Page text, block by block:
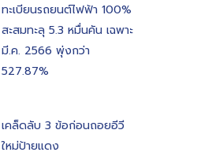
ทะเบียนรถยนต์ไฟฟ้า 100%
สะสมทะลุ 5.3 หมื่นคัน เฉพาะ
มี.ค. 2566 พุ่งกว่า
527.87%
เคล็ดลับ 3 ข้อก่อนถอยอีวี
ใหม่ป้ายแดง